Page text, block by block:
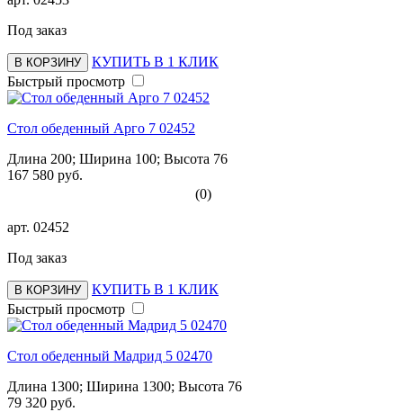
Под заказ
В КОРЗИНУ
КУПИТЬ В 1 КЛИК
Быстрый просмотр
Стол обеденный Арго 7 02452
Длина 200; Ширина 100; Высота 76
167 580 руб.
(0)
арт. 02452
Под заказ
В КОРЗИНУ
КУПИТЬ В 1 КЛИК
Быстрый просмотр
Стол обеденный Мадрид 5 02470
Длина 1300; Ширина 1300; Высота 76
79 320 руб.